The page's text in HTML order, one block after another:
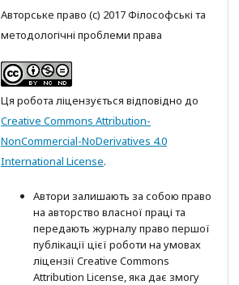
Авторське право (c) 2017 Філософські та
методологічні проблеми права
Ця робота ліцензується відповідно до
Creative Commons Attribution-
NonCommercial-NoDerivatives 4.0
International License.
Автори залишають за собою право
на авторство власної праці та
передають журналу право першої
публікації цієї роботи на умовах
ліцензії Creative Commons
Attribution License, яка дає змогу